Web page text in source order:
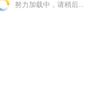
努力加载中，请稍后...